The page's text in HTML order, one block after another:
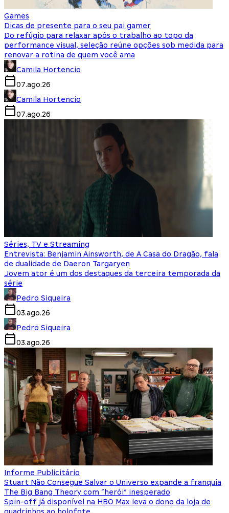
Games
Dicas de presente para o seu pai gamer
Do refúgio para relaxar após o trabalho ao topo da
performance visual, seleção reúne opções sob medida para
renovar a rotina de quem você ama
Camila Hortencio
07.ago.26
Camila Hortencio
07.ago.26
Séries, TV e Streaming
Entrevista: Benjamin Ainsworth, de A Casa do Dragão, fala
de dualidade de Daeron Targaryen
Jovem ator é um dos destaques da terceira temporada da
série
Pedro Siqueira
03.ago.26
Pedro Siqueira
03.ago.26
Informe Publicitário
Stuart Não Consegue Salvar o Universo expande a franquia
The Big Bang Theory com “herói” inesperado
Spin-off já disponível na HBO Max leva o dono da loja de